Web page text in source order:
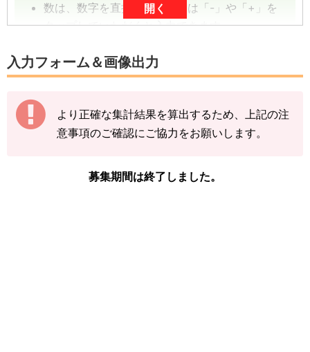
数は、数字を直接入力、または「-」や「+」を
タップしていただくと入力できます。
数字は、前回の入力内容に追加分を加算する形
（累計数）で入力をお願いします。
途中結果が3匹→まずは「3」で送信
その後の結果が2匹→前回入力した「3」に「+
下記の情報を入力し、 「結果を送信する」をタ
開く
入力フォーム＆画像出力
より正確な集計結果を算出するため、上記の注
意事項のご確認にご協力をお願いします。
募集期間は終了しました。